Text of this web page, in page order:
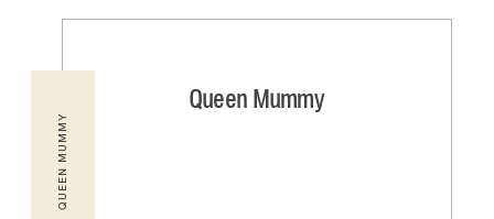
Queen Mummy
QUEEN MUMMY